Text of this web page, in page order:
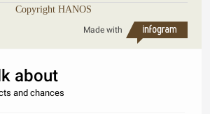
Copyright HANOS
Made with
about
and chances